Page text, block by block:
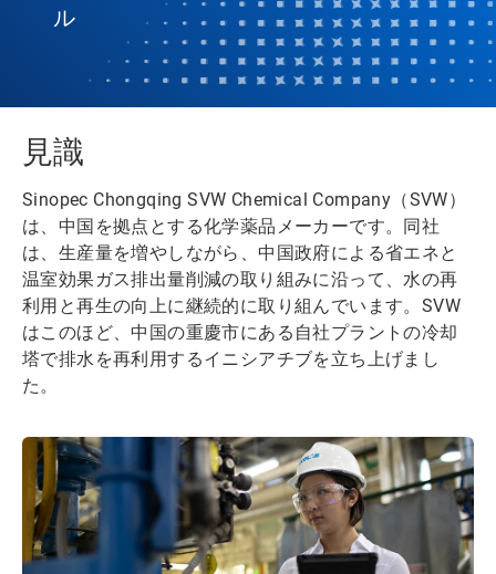
ル
見識
Sinopec Chongqing SVW Chemical Company（SVW）
は、中国を拠点とする化学薬品メーカーです。同社
は、生産量を増やしながら、中国政府による省エネと
温室効果ガス排出量削減の取り組みに沿って、水の再
利用と再生の向上に継続的に取り組んでいます。SVW
はこのほど、中国の重慶市にある自社プラントの冷却
塔で排水を再利用するイニシアチブを立ち上げまし
た。